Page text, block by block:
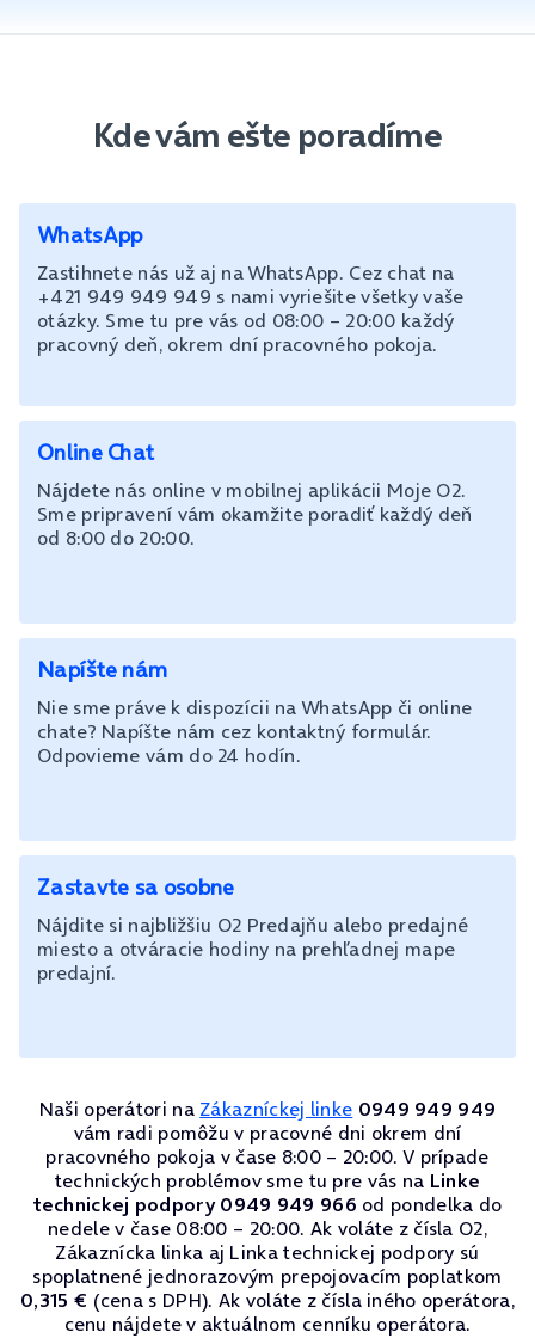
Kde vám ešte poradíme
WhatsApp
Zastihnete nás už aj na WhatsApp. Cez chat na
+421 949 949 949 s nami vyriešite všetky vaše
otázky. Sme tu pre vás od 08:00 – 20:00 každý
pracovný deň, okrem dní pracovného pokoja.
Online Chat
Nájdete nás online v mobilnej aplikácii Moje O2.
Sme pripravení vám okamžite poradiť každý deň
od 8:00 do 20:00.
Napíšte nám
Nie sme práve k dispozícii na WhatsApp či online
chate? Napíšte nám cez kontaktný formulár.
Odpovieme vám do 24 hodín.
Zastavte sa osobne
Nájdite si najbližšiu O2 Predajňu alebo predajné
miesto a otváracie hodiny na prehľadnej mape
predajní.
Naši operátori na Zákazníckej linke 0949 949 949
vám radi pomôžu v pracovné dni okrem dní
pracovného pokoja v čase 8:00 – 20:00. V prípade
technických problémov sme tu pre vás na Linke
technickej podpory 0949 949 966 od pondelka do
nedele v čase 08:00 – 20:00. Ak voláte z čísla O2,
Zákaznícka linka aj Linka technickej podpory sú
spoplatnené jednorazovým prepojovacím poplatkom
0,315 € (cena s DPH). Ak voláte z čísla iného operátora,
cenu nájdete v aktuálnom cenníku operátora.